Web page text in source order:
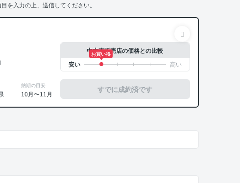
を入力の上、送信してください。
納期の目安
10月〜11月
中古車販売店の価格との比較
お買い得
すでに成約済です